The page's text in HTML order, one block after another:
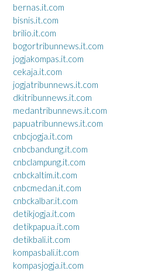
bernas.it.com
bisnis.it.com
brilio.it.com
bogortribunnews.it.com
jogjakompas.it.com
cekaja.it.com
jogjatribunnews.it.com
dkitribunnews.it.com
medantribunnews.it.com
papuatribunnews.it.com
cnbcjogja.it.com
cnbcbandung.it.com
cnbclampung.it.com
cnbckaltim.it.com
cnbcmedan.it.com
cnbckalbar.it.com
detikjogja.it.com
detikpapua.it.com
detikbali.it.com
kompasbali.it.com
kompasjogja.it.com